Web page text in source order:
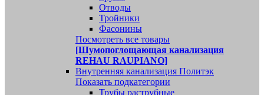
Отводы
Тройники
Фасонины
Посмотреть все товары
[Шумопоглощающая канализация
REHAU RAUPIANO]
Внутренняя канализация Политэк
Показать подкатегории
Трубы раструбные